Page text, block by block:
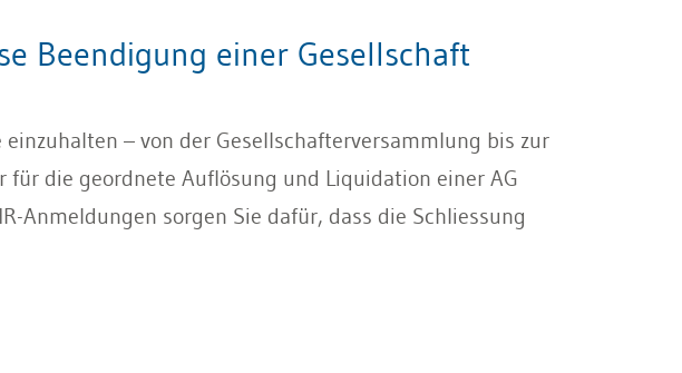
Beendigung einer Gesellschaft
– von der Gesellschafterversammlung bis zur
die geordnete Auflösung und Liquidation einer AG
Anmeldungen sorgen Sie dafür, dass die Schliessung